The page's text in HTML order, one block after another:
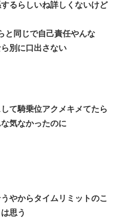
るらしいね詳しくないけど
と同じで自己責任やんな
別に口出さない
て騎乗位アクメキメてたら
気なかったのに
やからタイムリミットのこ
思う